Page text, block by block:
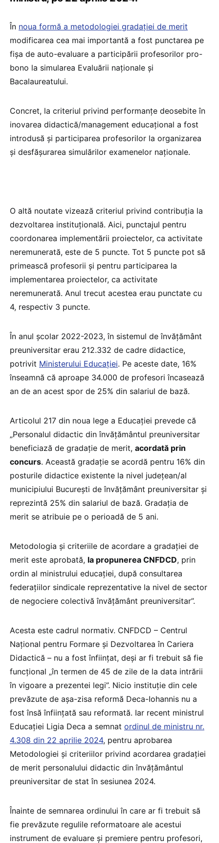
În noua formă a metodologiei gradației de merit
modificarea cea mai importantă a fost punctarea pe
fișa de auto-evaluare a participării profesorilor pro-
bono la simularea Evaluării naționale și
Bacalaureatului.
Concret, la criteriul privind performanţe deosebite în
inovarea didactică/management educaţional a fost
introdusă și participarea profesorilor la organizarea
și desfășurarea simulărilor examenelor naționale.
O altă noutate vizează criteriul privind contribuţia la
dezvoltarea instituţională. Aici, punctajul pentru
coordonarea implementării proiectelor, ca activitate
neremunerată, este de 5 puncte. Tot 5 puncte pot să
primească profesorii și pentru participarea la
implementarea proiectelor, ca activitate
neremunerată. Anul trecut acestea erau punctate cu
4, respectiv 3 puncte.
În anul școlar 2022-2023, în sistemul de învățământ
preuniversitar erau 212.332 de cadre didactice,
potrivit Ministerului Educației. Pe aceste date, 16%
înseamnă că aproape 34.000 de profesori încasează
an de an acest spor de 25% din salariul de bază.
Articolul 217 din noua lege a Educației prevede că
„Personalul didactic din învățământul preuniversitar
beneficiază de gradație de merit, acordată prin
concurs. Această gradație se acordă pentru 16% din
posturile didactice existente la nivel județean/al
municipiului București de învățământ preuniversitar și
reprezintă 25% din salariul de bază. Gradația de
merit se atribuie pe o perioadă de 5 ani.
Metodologia și criteriile de acordare a gradației de
merit este aprobată, la propunerea CNFDCD, prin
ordin al ministrului educației, după consultarea
federațiilor sindicale reprezentative la nivel de sector
de negociere colectivă învățământ preuniversitar”.
Acesta este cadrul normativ. CNFDCD – Centrul
Naţional pentru Formare şi Dezvoltarea în Cariera
Didactică – nu a fost înființat, deși ar fi trebuit să fie
funcțional „în termen de 45 de zile de la data intrării
în vigoare a prezentei legi”. Nicio instituție din cele
prevăzute de așa-zisa reformă Deca-Iohannis nu a
fost însă înființată sau reformată. Iar recent ministrul
Educației Ligia Deca a semnat ordinul de ministru nr.
4.308 din 22 aprilie 2024, pentru aprobarea
Metodologiei și criteriilor privind acordarea gradației
de merit personalului didactic din învățământul
preuniversitar de stat în sesiunea 2024.
Înainte de semnarea ordinului în care ar fi trebuit să
fie prevăzute regulile reformatoare ale acestui
instrument de evaluare și premiere pentru profesori,